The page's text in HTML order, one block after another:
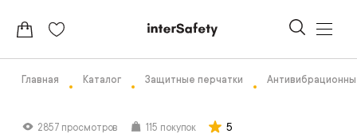
Главная Каталог Защитные перчатки
2857 просмотров 115 покупок 5